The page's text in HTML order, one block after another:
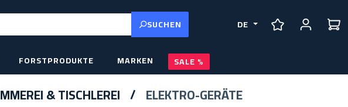
SUCHEN
DE
FORSTPRODUKTE MARKEN SALE
& TISCHLEREI ELEKTRO-GERÄTE